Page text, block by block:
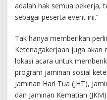
adalah hak semua pekerja,
sebagai peserta event ini.”
Tak hanya memberikan
Ketenagakerjaan juga
lokasi acara untuk
program jaminan sosial
Jaminan Hari Tua (JHT),
dan Jaminan Kematian